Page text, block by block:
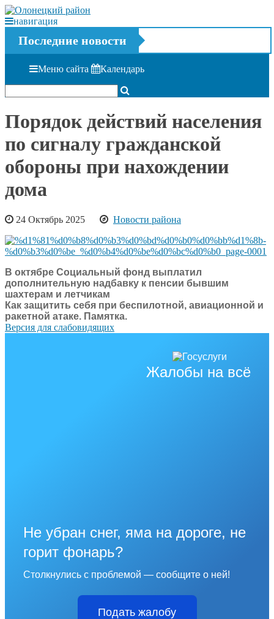
навигация
Последние новости
Меню сайта Календарь
Порядок действий населения
по сигналу гражданской
обороны при нахождении
дома
24 Октябрь 2025 Новости района
В октябре Социальный фонд выплатил
дополнительную надбавку к пенсии бывшим
шахтерам и летчикам
Как защитить себя при беспилотной, авиационной и
ракетной атаке. Памятка.
Версия для слабовидящих
Жалобы на всё
Не убран снег, яма на дороге, не
горит фонарь?
Столкнулись с проблемой — сообщите о ней!
Подать жалобу